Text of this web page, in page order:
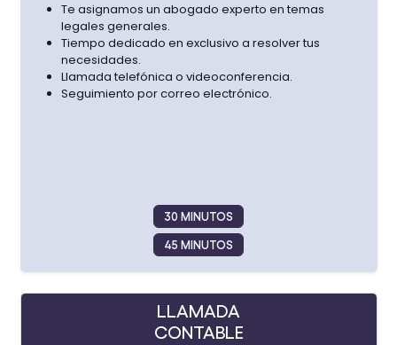
Te asignamos un abogado experto en temas
legales generales.
Tiempo dedicado en exclusivo a resolver tus
necesidades.
Llamada telefónica o videoconferencia.
Seguimiento por correo electrónico.
30 MINUTOS
45 MINUTOS
LLAMADA
CONTABLE